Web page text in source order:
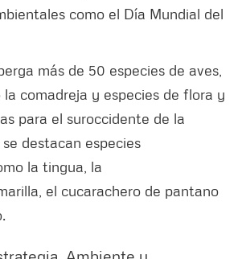
como el Día Mundial del
más de 50 especies de aves,
la comadreja y especies de flora y
para el suroccidente de la
destacan especies
la tingua, la
el cucarachero de pantano